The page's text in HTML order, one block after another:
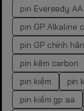
pin Eveready AA
pin GP Alkaline
pin GP chính
pin kẽm carbon
pin kiềm
pin
pin kiềm gp aa